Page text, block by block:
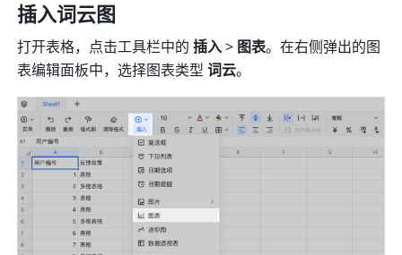
插入词云图
打开表格，点击工具栏中的 插入 > 图表。在右侧弹出的图
表编辑面板中，选择图表类型 词云。